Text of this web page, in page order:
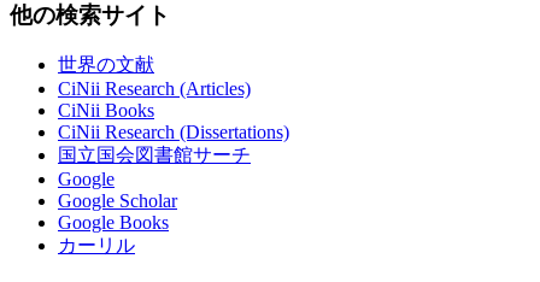
他の検索サイト
世界の文献
CiNii Research (Articles)
CiNii Books
CiNii Research (Dissertations)
国立国会図書館サーチ
Google
Google Scholar
Google Books
カーリル